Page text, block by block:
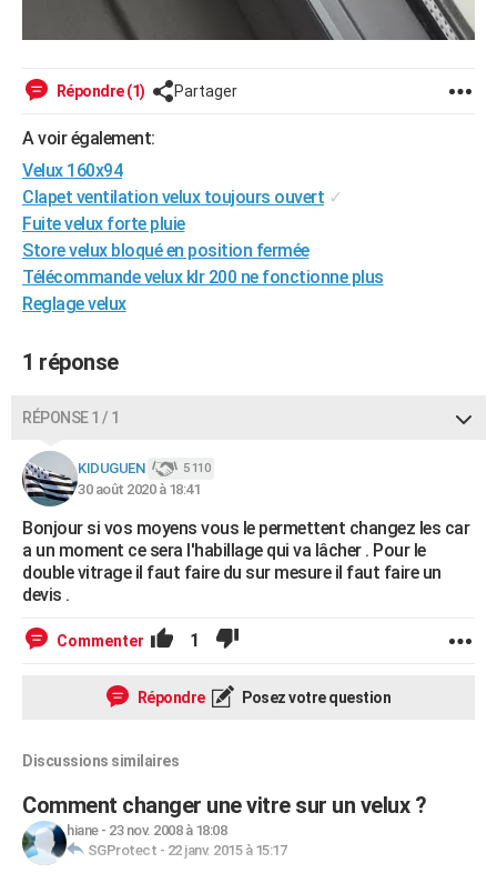
Répondre (1) Partager
A voir également:
Velux 160x94
Clapet ventilation velux toujours ouvert ✓
Fuite velux forte pluie
Store velux bloqué en position fermée
Télécommande velux klr 200 ne fonctionne plus
Reglage velux
1 réponse
RÉPONSE 1 / 1
KIDUGUEN 5 110
30 août 2020 à 18:41
Bonjour si vos moyens vous le permettent changez les car
a un moment ce sera l'habillage qui va lâcher . Pour le
double vitrage il faut faire du sur mesure il faut faire un
devis .
Commenter 1
Répondre Posez votre question
Discussions similaires
Comment changer une vitre sur un velux ?
hiane- 23 nov. 2008 à 18:08
SGProtect - 22 janv. 2015 à 15:17